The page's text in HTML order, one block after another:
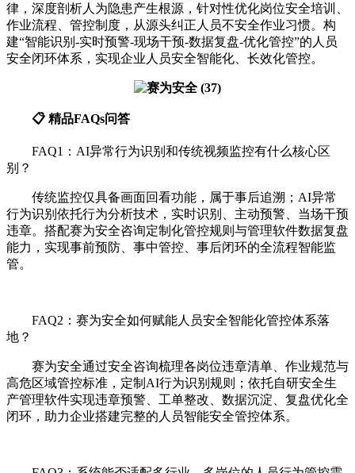
律，深度剖析人为隐患产生根源，针对性优化岗位安全培训、
作业流程、管控制度，从源头纠正人员不安全作业习惯。构
建“智能识别-实时预警-现场干预-数据复盘-优化管控”的人员
安全闭环体系，实现企业人员安全智能化、长效化管控。
📋 精品FAQs问答
FAQ1：AI异常行为识别和传统视频监控有什么核心区
别？
传统监控仅具备画面回看功能，属于事后追溯；AI异常
行为识别依托行为分析技术，实时识别、主动预警、当场干预
违章。搭配赛为安全咨询定制化管控规则与管理软件数据复盘
能力，实现事前预防、事中管控、事后闭环的全流程智能监
管。
FAQ2：赛为安全如何赋能人员安全智能化管控体系落
地？
赛为安全通过安全咨询梳理各岗位违章清单、作业规范与
高危区域管控标准，定制AI行为识别规则；依托自研安全生
产管理软件实现违章预警、工单整改、数据沉淀、复盘优化全
闭环，助力企业搭建完整的人员智能安全管控体系。